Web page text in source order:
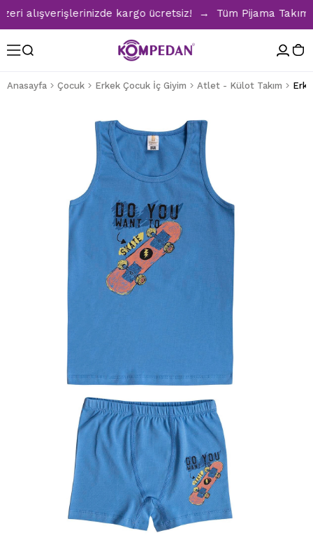
alışverişlerinizde kargo ücretsiz! → Tüm Pijama
Anasayfa Çocuk Erkek Çocuk İç Giyim Atlet - Külot Takım